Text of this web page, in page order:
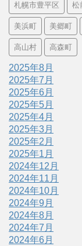
札幌市豊平区 松
美浜町 美郷町
高山村 高森町
2025年8月
2025年7月
2025年6月
2025年5月
2025年4月
2025年3月
2025年2月
2025年1月
2024年12月
2024年11月
2024年10月
2024年9月
2024年8月
2024年7月
2024年6月